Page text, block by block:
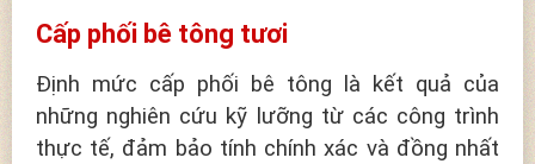
Cấp phối bê tông tươi
Định mức cấp phối bê tông là kết quả của
những nghiên cứu kỹ lưỡng từ các công trình
thực tế, đảm bảo tính chính xác và đồng nhất